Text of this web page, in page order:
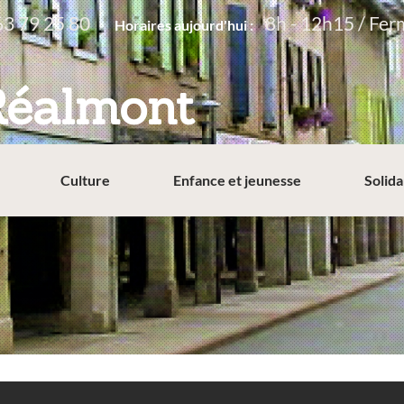
79 25 80 Horaires aujourd'hui : 8h - 12h15 /
Culture Enfance et jeunesse